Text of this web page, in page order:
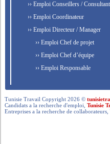
›› Emploi Conseillers /
›› Emploi Coordinateur
›› Emploi Directeur / Manager
›› Emploi Chef de projet
›› Emploi Chef d’équipe
›› Emploi Responsable
Tunisie Travail Copyright 2026 ©
Candidats a la recherche d'emploi,Tunisie
Entreprises a la recherche de